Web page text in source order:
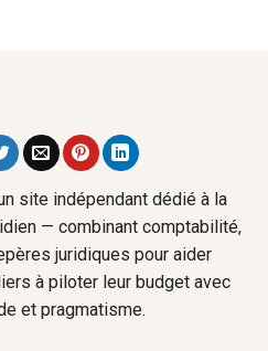
site indépendant dédié à la
— combinant comptabilité,
juridiques pour aider
à piloter leur budget avec
et pragmatisme.